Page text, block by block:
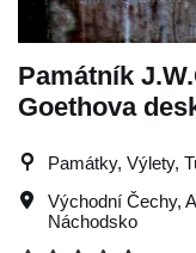
Památník
Goethova
Památky, Výlety,
Východní Čechy,
Náchodsko